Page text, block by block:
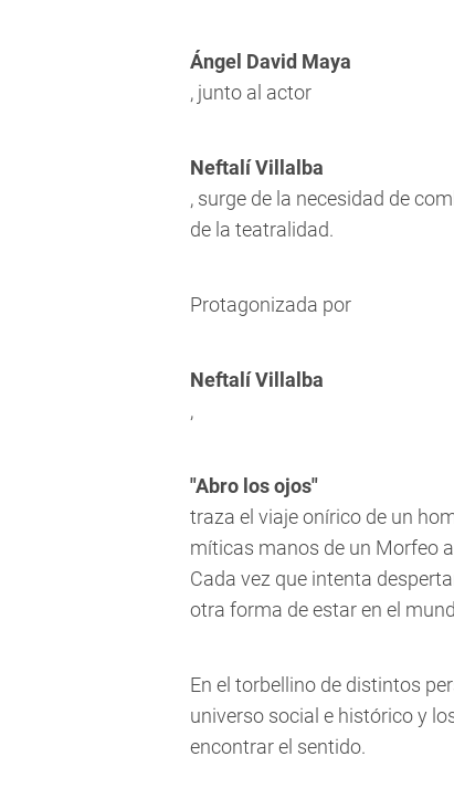
Ángel David Maya
, junto al actor
Neftalí Villalba
, surge de la necesidad de
de la teatralidad.
Protagonizada por
Neftalí Villalba
,
"Abro los ojos"
traza el viaje onírico de un
míticas manos de un Morfeo
Cada vez que intenta
otra forma de estar en el
En el torbellino de distintos
universo social e histórico y
encontrar el sentido.